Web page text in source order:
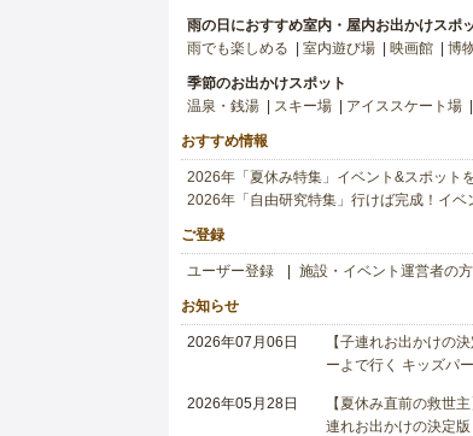
雨の日におすすめ室内・屋内お出かけスポ
雨でも楽しめる
室内遊び場 映画館 博
季節のお出かけスポット
温泉・銭湯
スキー場 アイススケート場
おすすめ情報
2026年「夏休み特集」イベント&スポット
2026年「自由研究特集」行けば完成！イベ
ご登録
ユーザー登録 施設・イベント運営者の
お知らせ
2026年07月06日
【子連れお出かけの
ーよで行く キッズパ
2026年05月28日
【夏休み直前の救世
連れお出かけの決定